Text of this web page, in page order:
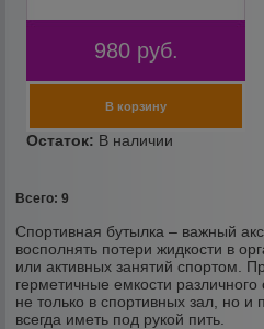
980 руб.
Всего: 9
Спортивная бутылка – важный
восполнять потери жидкости в
или активных занятий спортом.
герметичные емкости
не только в спортивных зал, но и
всегда иметь под рукой пить.